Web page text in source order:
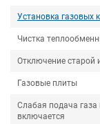
Установка газовых
Чистка
Отключение старой
Газовые плиты
Слабая подача
включается